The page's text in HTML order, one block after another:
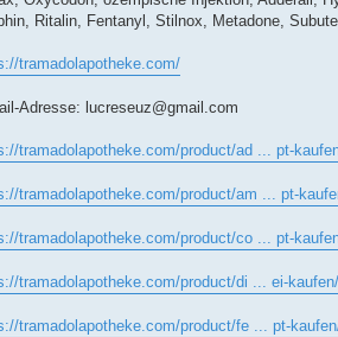
Ritalin, Fentanyl, Stilnox, Metadone,
tramadolapotheke.com/
Adresse: lucreseuz@gmail.com
tramadolapotheke.com/product/ad ... pt-
tramadolapotheke.com/product/am ... pt-
tramadolapotheke.com/product/co ... pt-
tramadolapotheke.com/product/di ... ei-kaufen/
tramadolapotheke.com/product/fe ... pt-